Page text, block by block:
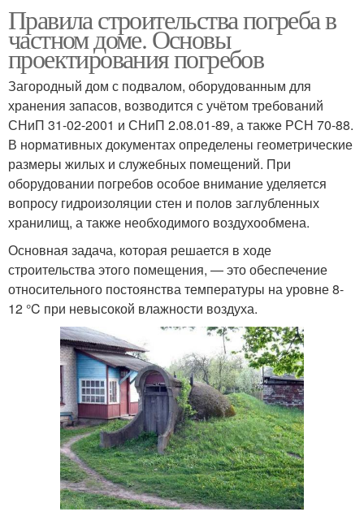
Правила строительства погреба в
частном доме. Основы
проектирования погребов
Загородный дом с подвалом, оборудованным для
хранения запасов, возводится с учётом требований
СНиП 31-02-2001 и СНиП 2.08.01-89, а также РСН 70-88.
В нормативных документах определены геометрические
размеры жилых и служебных помещений. При
оборудовании погребов особое внимание уделяется
вопросу гидроизоляции стен и полов заглубленных
хранилищ, а также необходимого воздухообмена.
Основная задача, которая решается в ходе
строительства этого помещения, — это обеспечение
относительного постоянства температуры на уровне 8-
12 °C при невысокой влажности воздуха.